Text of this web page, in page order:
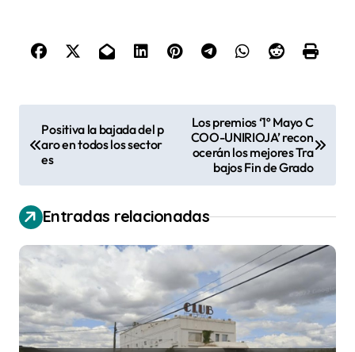
a
g
a
c
i
ó
Positiva la bajada del p
aro en todos los sector
es
Los premios ‘1º Mayo C
COO-UNIRIOJA’ recon
ocerán los mejores Tra
bajos Fin de Grado
Entradas relacionadas